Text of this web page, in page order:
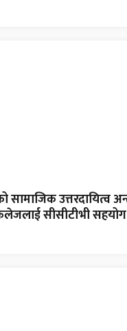
उत्तरदायित्व
सीसीटीभी सहयोग